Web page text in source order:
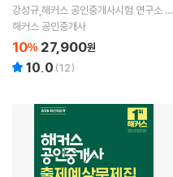
강성규,해커스 공인중개사시험 연구소 공
편저
해커스 공인중개사
10% 27,900원
10.0 (12)